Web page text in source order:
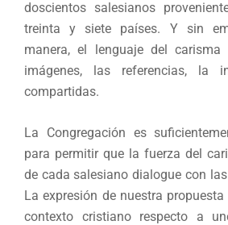
doscientos salesianos
treinta y siete países. Y sin
manera, el lenguaje del
imágenes, las referencias, la
compartidas.
La Congregación es
para permitir que la fuerza del
de cada salesiano dialogue con
La expresión de nuestra
contexto cristiano respecto a